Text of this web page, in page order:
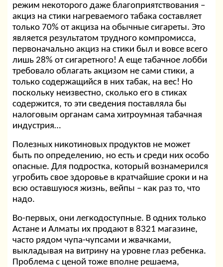
режим некоторого даже благоприятствования –
акциз на стики нагреваемого табака составляет
только 70% от акциза на обычные сигареты. Это
является результатом трудного компромисса,
первоначально акциз на стики был и вовсе всего
лишь 28% от сигаретного! А еще табачное лобби
требовало облагать акцизом не сами стики, а
только содержащийся в них табак, на вес! Но
поскольку неизвестно, сколько его в стиках
содержится, то эти сведения поставляла бы
налоговым органам сама хитроумная табачная
индустрия…
Полезных никотиновых продуктов не может
быть по определению, но есть и среди них особо
опасные. Для подростка, который вознамерился
угробить свое здоровье в кратчайшие сроки и на
всю оставшуюся жизнь, вейпы – как раз то, что
надо.
Во-первых, они легкодоступные. В одних только
Астане и Алматы их продают в 8321 магазине,
часто рядом чупа-чупсами и жвачками,
выкладывая на витрину на уровне глаз ребенка.
Проблема с ценой тоже вполне решаема,